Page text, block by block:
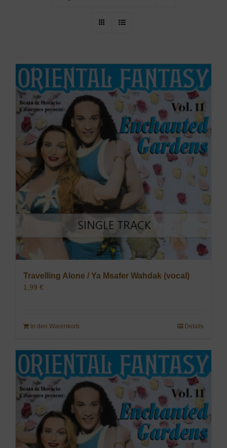
Travelling Alone / Ya Msafer Wahdak (vocal)
1,99 €
In den Warenkorb Details